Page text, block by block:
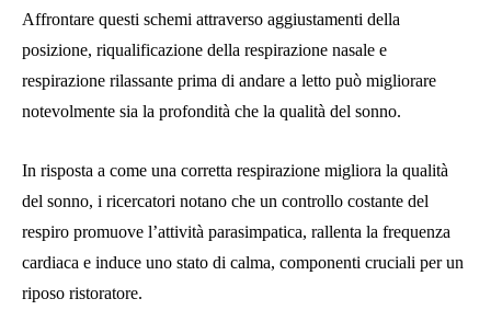
Affrontare questi schemi attraverso aggiustamenti della
posizione, riqualificazione della respirazione nasale e
respirazione rilassante prima di andare a letto può migliorare
notevolmente sia la profondità che la qualità del sonno.
In risposta a come una corretta respirazione migliora la qualità
del sonno, i ricercatori notano che un controllo costante del
respiro promuove l’attività parasimpatica, rallenta la frequenza
cardiaca e induce uno stato di calma, componenti cruciali per un
riposo ristoratore.